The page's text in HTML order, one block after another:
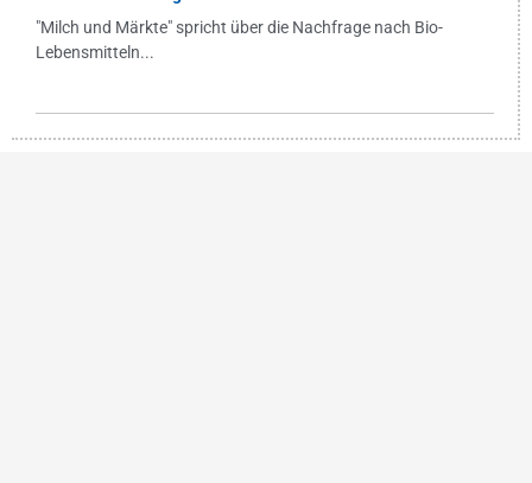
"Milch und Märkte" spricht über die Nachfrage nach Bio-
Lebensmitteln...